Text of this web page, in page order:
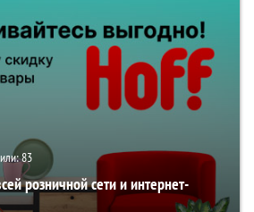
83
розничной сети и интернет-